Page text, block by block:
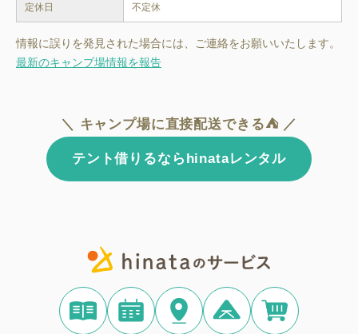
定休日 不定休
情報に誤りを発見された場合には、ご連絡をお願いいたします。
最新のキャンプ場情報を報告
＼ キャンプ場に直接配送できる⛺ ／
テント借りるならhinataレンタル